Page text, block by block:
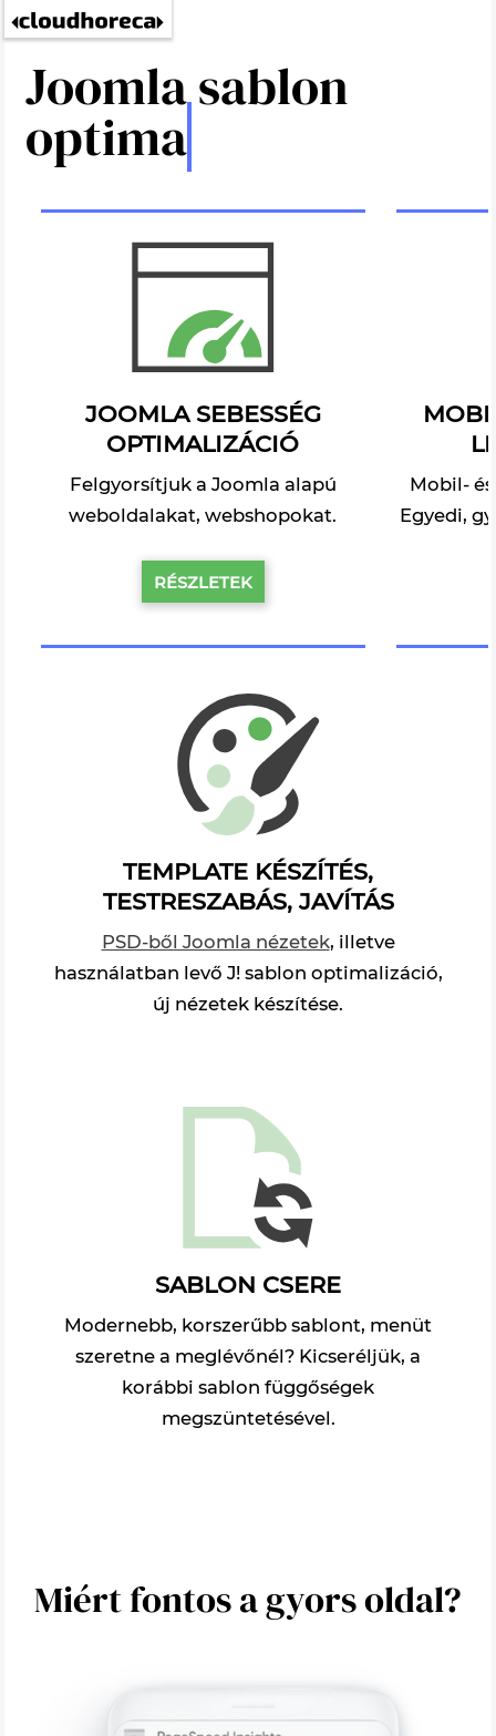
Joomla sablon
optimalizál
JOOMLA SEBESSÉG
OPTIMALIZÁCIÓ
Felgyorsítjuk a Joomla alapú
weboldalakat, webshopokat.
RÉSZLETEK
Mobil-
Egyedi,
TEMPLATE KÉSZÍTÉS,
TESTRESZABÁS, JAVÍTÁS
PSD-ből Joomla nézetek, illetve
használatban levő J! sablon optimalizáció,
új nézetek készítése.
SABLON CSERE
Modernebb, korszerűbb sablont, menüt
szeretne a meglévőnél? Kicseréljük, a
korábbi sablon függőségek
megszüntetésével.
Miért fontos a gyors oldal?